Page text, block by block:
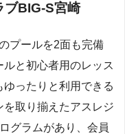
BIG-S宮崎
プールを2面も完備
と初心者用のレッス
ったりと利用できる
取り揃えたアスレジ
グラムがあり、会員